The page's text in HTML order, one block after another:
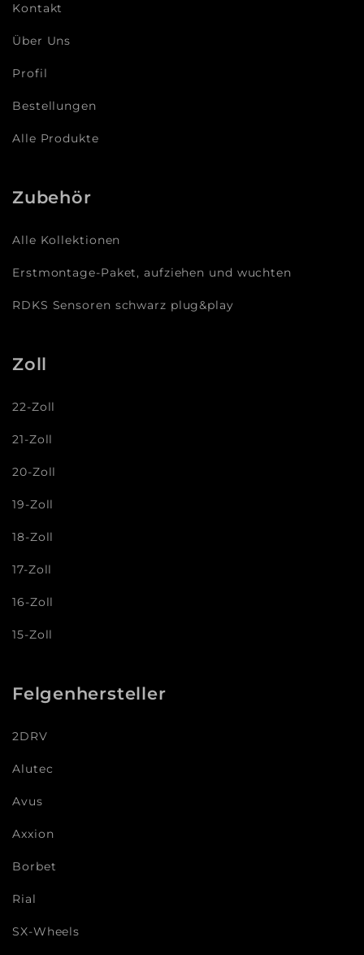
Kontakt
Über Uns
Profil
Bestellungen
Alle Produkte
Zubehör
Alle Kollektionen
Erstmontage-Paket, aufziehen und wuchten
RDKS Sensoren schwarz plug&play
Zoll
22-Zoll
21-Zoll
20-Zoll
19-Zoll
18-Zoll
17-Zoll
16-Zoll
15-Zoll
Felgenhersteller
2DRV
Alutec
Avus
Axxion
Borbet
Rial
SX-Wheels